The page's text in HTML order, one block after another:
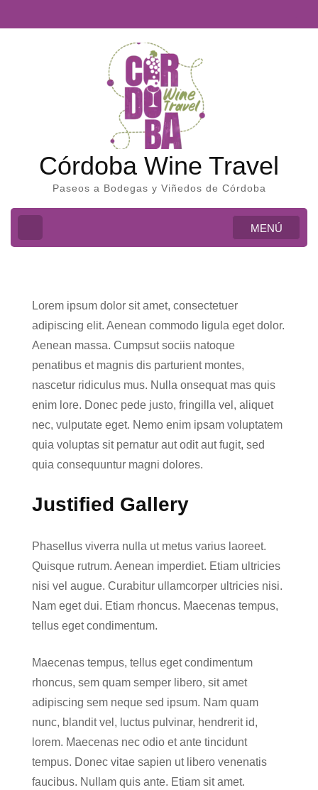
Córdoba Wine Travel
Paseos a Bodegas y Viñedos de Córdoba
MENÚ
Lorem ipsum dolor sit amet, consectetuer
adipiscing elit. Aenean commodo ligula eget dolor.
Aenean massa. Cumpsut sociis natoque
penatibus et magnis dis parturient montes,
nascetur ridiculus mus. Nulla onsequat mas quis
enim lore. Donec pede justo, fringilla vel, aliquet
nec, vulputate eget. Nemo enim ipsam voluptatem
quia voluptas sit pernatur aut odit aut fugit, sed
quia consequuntur magni dolores.
Justified Gallery
Phasellus viverra nulla ut metus varius laoreet.
Quisque rutrum. Aenean imperdiet. Etiam ultricies
nisi vel augue. Curabitur ullamcorper ultricies nisi.
Nam eget dui. Etiam rhoncus. Maecenas tempus,
tellus eget condimentum.
Maecenas tempus, tellus eget condimentum
rhoncus, sem quam semper libero, sit amet
adipiscing sem neque sed ipsum. Nam quam
nunc, blandit vel, luctus pulvinar, hendrerit id,
lorem. Maecenas nec odio et ante tincidunt
tempus. Donec vitae sapien ut libero venenatis
faucibus. Nullam quis ante. Etiam sit amet.